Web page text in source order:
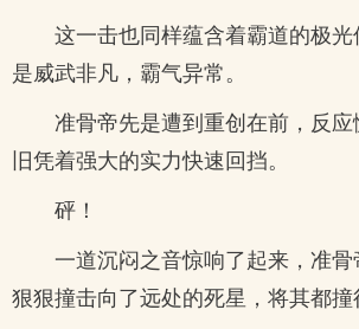
这一击也同样蕴含着霸道的极
是威武非凡，霸气异常。
准骨帝先是遭到重创在前，反
旧凭着强大的实力快速回挡。
砰！
一道沉闷之音惊响了起来，准
狠狠撞击向了远处的死星，将其都撞